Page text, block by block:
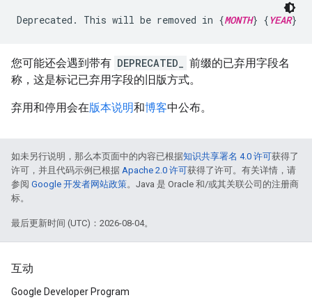
Deprecated. This will be removed in {MONTH} { YEAR
您可能还会遇到带有 DEPRECATED_
前缀的已弃用字段名
称，这是标记已弃用字段的旧版方式。
弃用和停用会在版本说明和博客中公布。
如未另行说明，那么本页面中的内容已根据知识共享署名 4.0 许可获得了
许可，并且代码示例已根据 Apache 2.0 许可获得了许可。有关详情，请
参阅 Google 开发者网站政策。Java 是 Oracle 和/或其关联公司的注册商
标。
最后更新时间 (UTC)：2026-08-04。
互动
Google Developer Program